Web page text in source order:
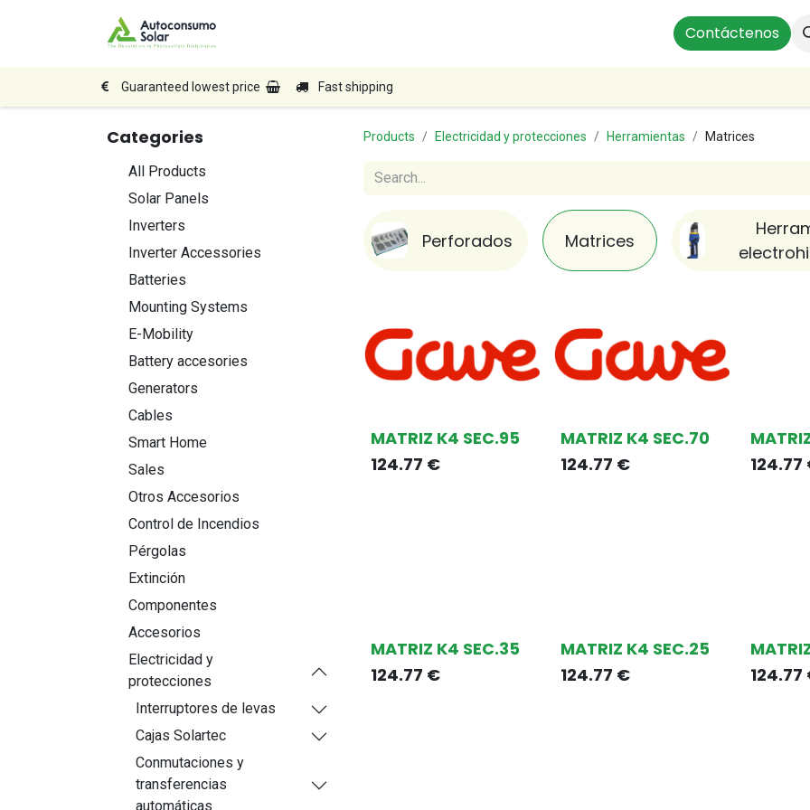
Profesionales
Contáctenos
Guaranteed lowest price Fast shipping
Categories
All Products
Solar Panels
Inverters
Inverter Accessories
Batteries
Mounting Systems
E-Mobility
Battery accesories
Generators
Cables
Smart Home
Sales
Otros Accesorios
Control de Incendios
Pérgolas
Extinción
Componentes
Accesorios
Electricidad y
protecciones
Interruptores de levas
Cajas Solartec
Conmutaciones y
transferencias
automáticas
Products Electricidad y protecciones Herramientas Matrices
Perforados Matrices
MATRIZ K4 SEC.95
124.77 €
MATRIZ K4 SEC.70
124.77 €
124.77
MATRIZ K4 SEC.35
124.77 €
MATRIZ K4 SEC.25
124.77 €
124.77